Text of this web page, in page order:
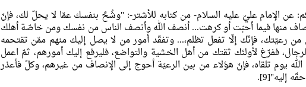
عن الإمام عليّ عليه السلام- من كتابه للأشتر-: "وشُحَّ بنفسك عمّا لا يحلّ لك، فإنّ
منها فيما أحبّت أو كرهت... أنصف الله وأنصف الناس من نفسك ومن خاصّة أهلك
رعيّتك، فإنّك إلّا تفعل تظلم،... وتفقّد أمور من لا يصل إليك منهم ممّن تقتحمه
ففرّغ لأولئك ثقتك من أهل الخشية والتواضع، فليرفع إليك أمورهم، ثمّ اعمل
الله يوم تلقاه، فإنّ هؤلاء من بين الرعيّة أحوج إلى الإنصاف من غيرهم، وكلّ فأعذر
إليه"[9].